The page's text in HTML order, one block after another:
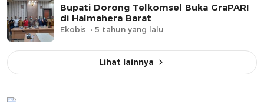
Bupati Dorong Telkomsel Buka GraPARI
di Halmahera Barat
Ekobis 5 tahun yang lalu
Lihat lainnya